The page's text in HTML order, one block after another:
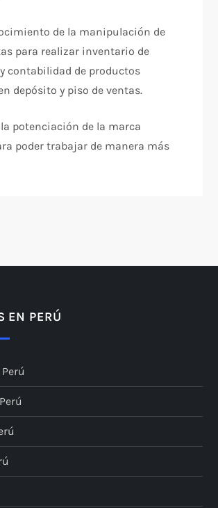
de la manipulación de
para realizar inventario de
contabilidad de productos
depósito y piso de ventas.
potenciación de la marca
poder trabajar de manera más
EN PERÚ